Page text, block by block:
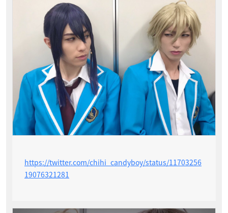
https://twitter.com/chihi_candyboy/status/11703256
19076321281